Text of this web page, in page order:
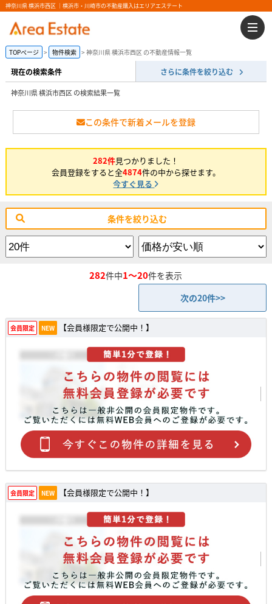
神奈川県 横浜市西区 ｜横浜市・川崎市の不動産購入はエリアエステート
TOPページ 物件検索 神奈川県 横浜市西区 の不動産情報一覧
現在の検索条件 さらに条件を絞り込む
神奈川県 横浜市西区 の検索結果一覧
この条件で新着メールを登録
282件見つかりました！
会員登録をすると全4874件の中から探せます。
今すぐ見る
条件を絞り込む
282件中1～20件を表示
次の20件>>
会員限定 NEW 【会員様限定で公開中！】
会員限定 NEW 【会員様限定で公開中！】